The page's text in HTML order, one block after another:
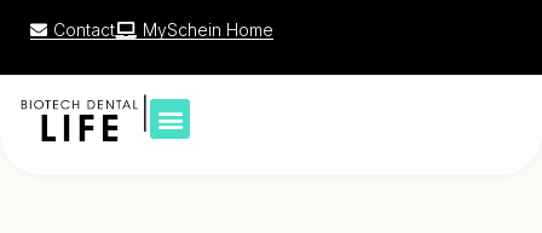
Contact MySchein Home
|